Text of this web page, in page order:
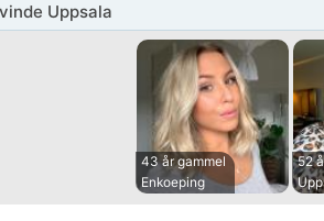
Uppsala
43 år gammel
Enkoeping
52